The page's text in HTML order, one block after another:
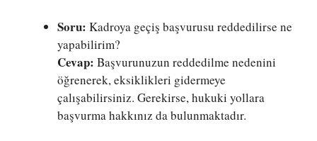
Soru: Kadroya geçiş başvurusu reddedilirse ne
yapabilirim?
Cevap: Başvurunuzun reddedilme nedenini
öğrenerek, eksiklikleri gidermeye
çalışabilirsiniz. Gerekirse, hukuki yollara
başvurma hakkınız da bulunmaktadır.